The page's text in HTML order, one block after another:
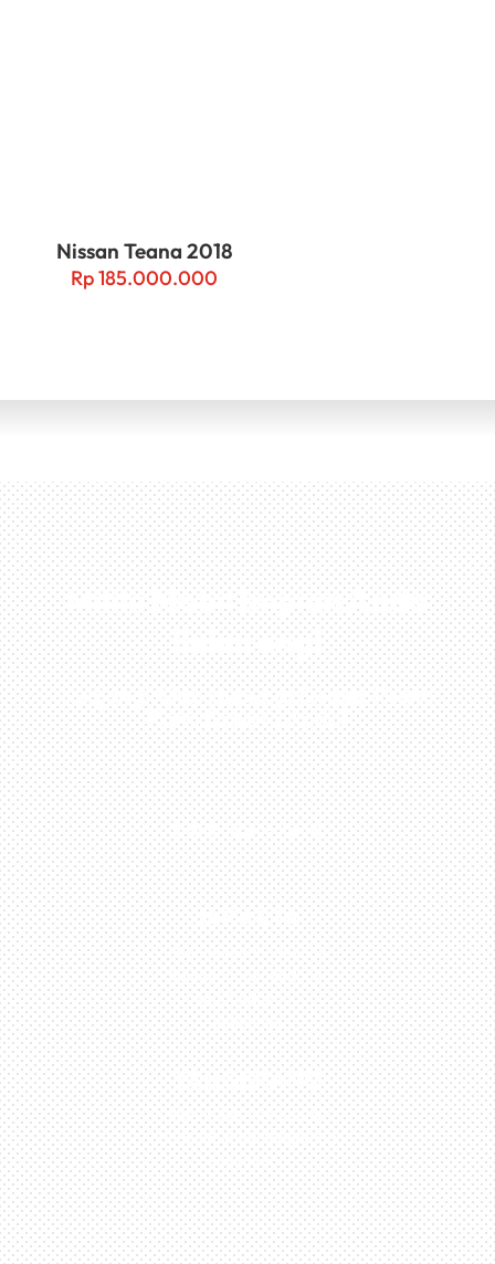
Nissan Teana 2018
Rp185.000.000
Miliki Mobil Impian Anda
Sekarang!
Kunjungi Atau Hubungi Dealer Resmi
Kami Di Kota Anda!
0813-1054-7548
JAKARTA
Perumahan Boulevard
Taman Surya 3 Blok h2,
No.27, Jakarta –
Indonesia
TANGERANG
Husein Sastra Negara,
No.8 Jurumudi Tangerang
– Indonesia